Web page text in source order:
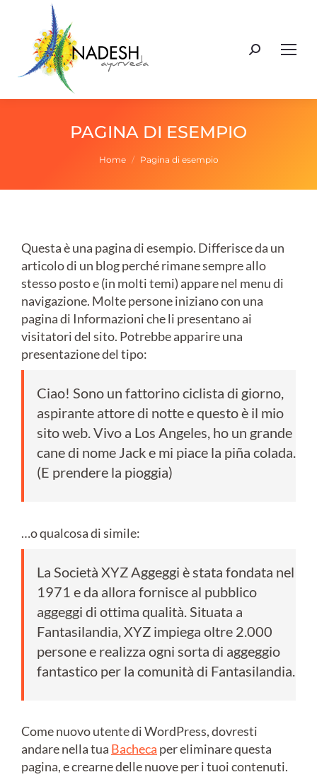
Cerca:
PAGINA DI ESEMPIO
Tu sei qui:
Home Pagina di esempio
Questa è una pagina di esempio. Differisce da un
articolo di un blog perché rimane sempre allo
stesso posto e (in molti temi) appare nel menu di
navigazione. Molte persone iniziano con una
pagina di Informazioni che li presentano ai
visitatori del sito. Potrebbe apparire una
presentazione del tipo:
Ciao! Sono un fattorino ciclista di giorno,
aspirante attore di notte e questo è il mio
sito web. Vivo a Los Angeles, ho un grande
cane di nome Jack e mi piace la piña colada.
(E prendere la pioggia)
…o qualcosa di simile:
La Società XYZ Aggeggi è stata fondata nel
1971 e da allora fornisce al pubblico
aggeggi di ottima qualità. Situata a
Fantasilandia, XYZ impiega oltre 2.000
persone e realizza ogni sorta di aggeggio
fantastico per la comunità di Fantasilandia.
Come nuovo utente di WordPress, dovresti
andare nella tua Bacheca per eliminare questa
pagina, e crearne delle nuove per i tuoi contenuti.